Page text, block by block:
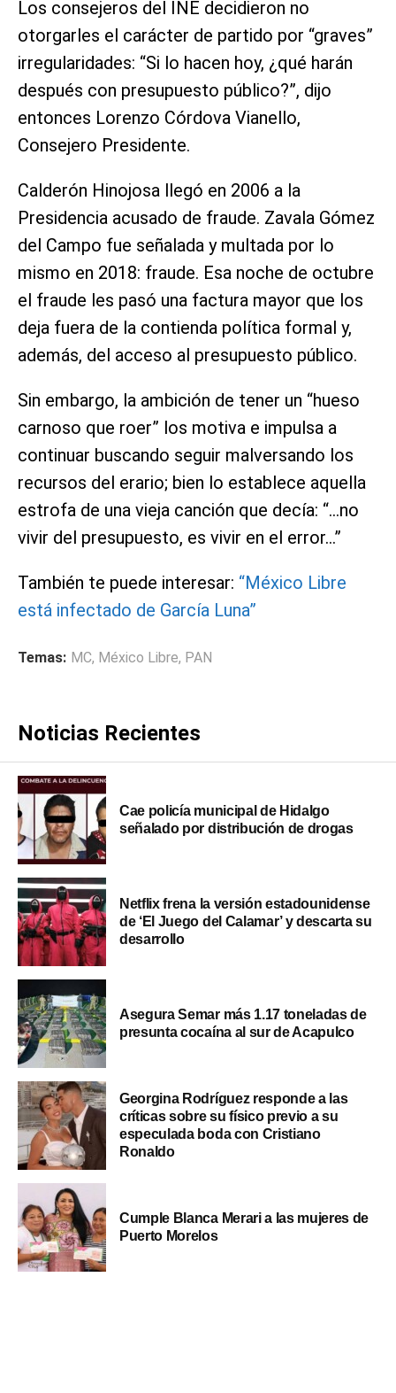
Los consejeros del INE decidieron no
otorgarles el carácter de partido por “graves”
irregularidades: “Si lo hacen hoy, ¿qué harán
después con presupuesto público?”, dijo
entonces Lorenzo Córdova Vianello,
Consejero Presidente.
Calderón Hinojosa llegó en 2006 a la
Presidencia acusado de fraude. Zavala Gómez
del Campo fue señalada y multada por lo
mismo en 2018: fraude. Esa noche de octubre
el fraude les pasó una factura mayor que los
deja fuera de la contienda política formal y,
además, del acceso al presupuesto público.
Sin embargo, la ambición de tener un “hueso
carnoso que roer” los motiva e impulsa a
continuar buscando seguir malversando los
recursos del erario; bien lo establece aquella
estrofa de una vieja canción que decía: “…no
vivir del presupuesto, es vivir en el error…”
También te puede interesar: “México Libre
está infectado de García Luna”
Temas: MC, México Libre, PAN
Noticias Recientes
Cae policía municipal de Hidalgo
señalado por distribución de drogas
Netflix frena la versión estadounidense
de ‘El Juego del Calamar’ y descarta su
desarrollo
Asegura Semar más 1.17 toneladas de
presunta cocaína al sur de Acapulco
Georgina Rodríguez responde a las
críticas sobre su físico previo a su
especulada boda con Cristiano
Ronaldo
Cumple Blanca Merari a las mujeres de
Puerto Morelos